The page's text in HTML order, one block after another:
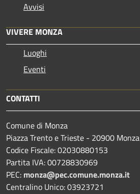
Avvisi
VIVERE MONZA
Luoghi
Eventi
CONTATTI
Comune di Monza
Piazza Trento e Trieste - 20900 Monza
Codice Fiscale: 02030880153
Partita IVA: 00728830969
PEC: monza@pec.comune.monza.it
Centralino Unico: 03923721